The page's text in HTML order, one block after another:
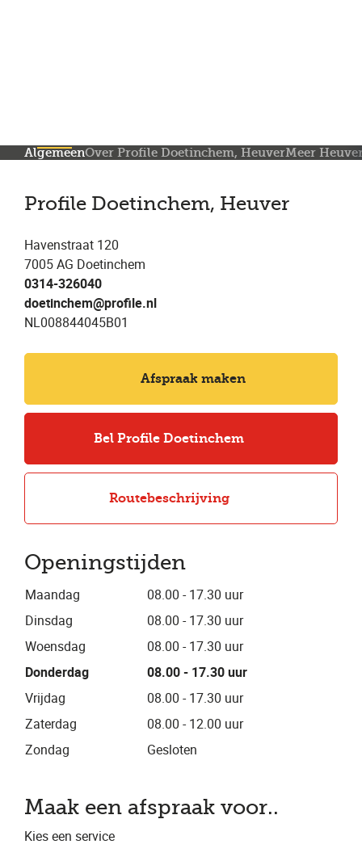
AlgemeenOver Profile Doetinchem, HeuverMeer
Maak een afspraak voor..
Kies een service
Profile Doetinchem, Heuver
Havenstraat 120
7005 AG Doetinchem
0314-326040
doetinchem@profile.nl
NL008844045B01
Afspraak maken
Bel Profile Doetinchem
Routebeschrijving
Openingstijden
Maandag
08.00 - 17.30 uur
Dinsdag
08.00 - 17.30 uur
Woensdag
08.00 - 17.30 uur
Donderdag
08.00 - 17.30 uur
Vrijdag
08.00 - 17.30 uur
Zaterdag
08.00 - 12.00 uur
Zondag
Gesloten